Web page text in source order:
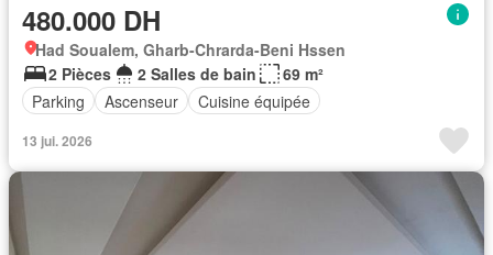
480.000 DH
Had Soualem, Gharb-Chrarda-Beni Hssen
2 Pièces
2 Salles de bain
69 m²
Parking
Ascenseur Cuisine équipée
13 jui. 2026